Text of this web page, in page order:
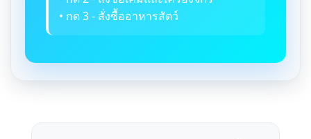
• กด 3 - สั่งซื้ออาหารสัตว์